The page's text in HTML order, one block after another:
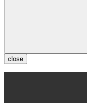
close